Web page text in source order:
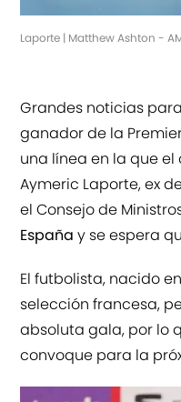
Laporte | Matthew Ashton -
Grandes noticias
ganador de la
una línea en la que
Aymeric Laporte, ex
el Consejo de
España y se espera
El futbolista, nacido
selección francesa,
absoluta gala, por lo
convoque para la